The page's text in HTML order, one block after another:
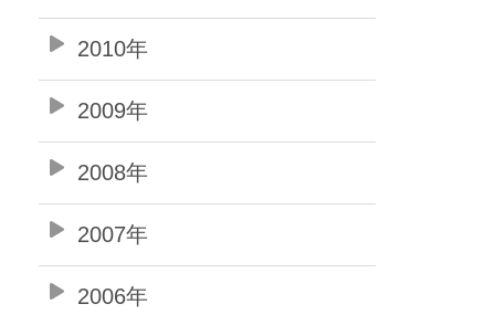
2010年
2009年
2008年
2007年
2006年